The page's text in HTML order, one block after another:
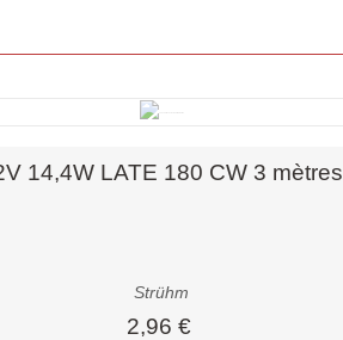
14,4W LATE 180 CW 3 mètres
Strühm
2,96 €